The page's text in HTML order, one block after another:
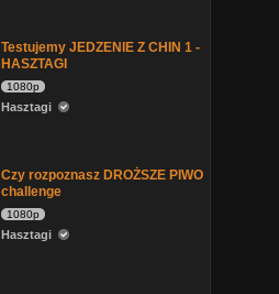
Testujemy JEDZENIE Z CHIN 1 -
HASZTAGI
1080p
Hasztagi
Czy rozpoznasz DROŻSZE PIWO
challenge
1080p
Hasztagi